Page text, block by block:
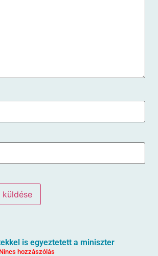
is egyeztetett a miniszter
Nincs hozzászólás